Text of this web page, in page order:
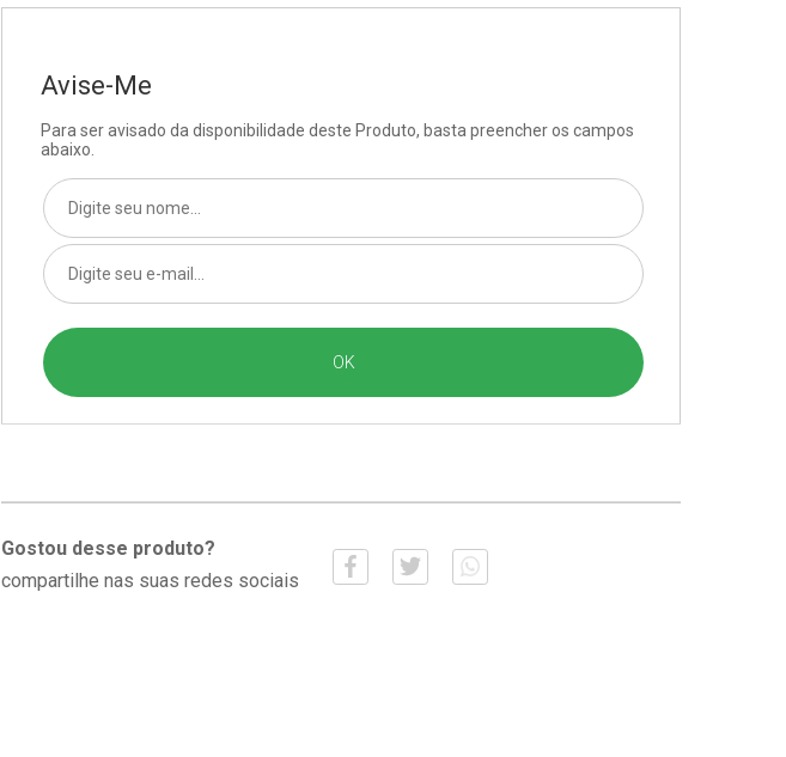
Avise-Me
Para ser avisado da disponibilidade deste Produto, basta preencher os campos
abaixo.
Gostou desse produto?
compartilhe nas suas redes sociais